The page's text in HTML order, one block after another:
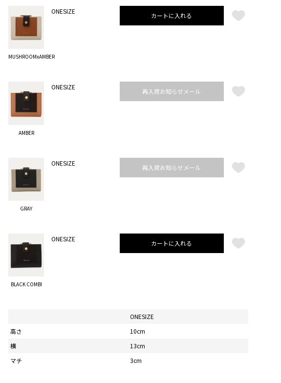
MUSHROOMxAMBER
ONESIZE
カートに入れる
AMBER
ONESIZE
再入荷お知らせメール
GRAY
ONESIZE
再入荷お知らせメール
BLACK COMBI
ONESIZE
カートに入れる
高さ
横
マチ
ONESIZE
10cm
13cm
3cm